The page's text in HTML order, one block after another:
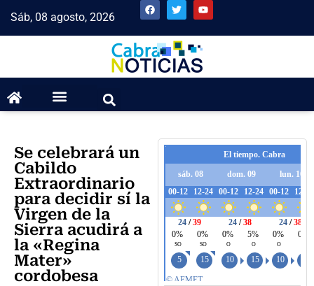
Sáb, 08 agosto, 2026
Se celebrará un
Cabildo
Extraordinario
para decidir sí la
Virgen de la
Sierra acudirá a
la «Regina
Mater»
cordobesa